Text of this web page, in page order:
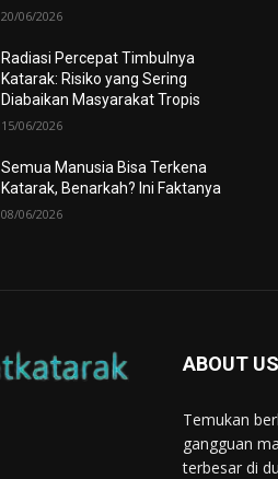
20/06/2026
Radiasi Percepat Timbulnya
Katarak: Risiko yang Sering
Diabaikan Masyarakat Tropis
15/06/2026
Semua Manusia Bisa Terkena
Katarak, Benarkah? Ini Faktanya
08/06/2026
ABOUT US
Temukan
gangguan
terbesar di